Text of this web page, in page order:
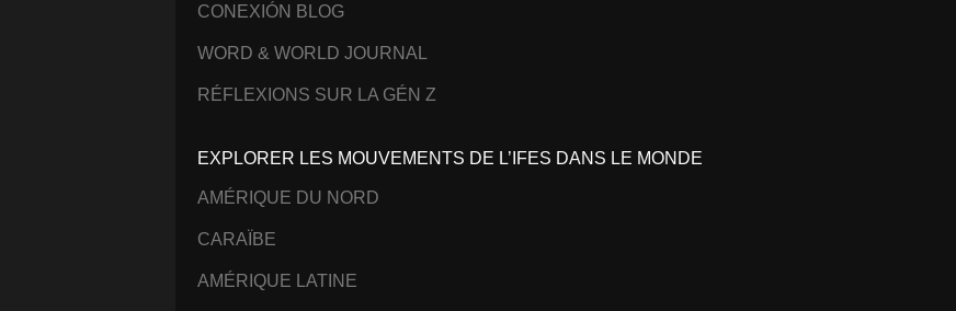
CONEXIÓN BLOG
WORD & WORLD JOURNAL
RÉFLEXIONS SUR LA GÉN Z
EXPLORER LES MOUVEMENTS DE L’IFES DANS LE MONDE
AMÉRIQUE DU NORD
CARAÏBE
AMÉRIQUE LATINE